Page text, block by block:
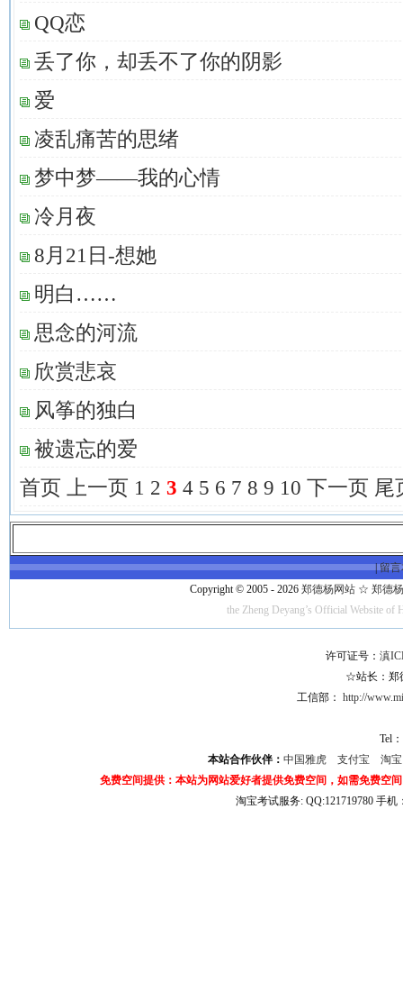
QQ恋
丢了你，却丢不了你的阴影
爱
凌乱痛苦的思绪
梦中梦——我的心情
冷月夜
8月21日-想她
明白……
思念的河流
欣赏悲哀
风筝的独白
被遗忘的爱
首页
上一页 1 2 3 4 5 6 7 8 9 10 下一页 尾
|留
Copyright © 2005 - 2026 郑德杨网站 ☆ 郑德杨
the Zheng Deyang’s Official Website
许可证号： 滇
☆站长：郑
工信部： http://
Tel
本站合作伙伴： 中国雅虎 支付宝
淘
免费空间提供：本站为网站爱好者提供免费空间，如需免费空
淘宝考试服务: QQ:121719780 手